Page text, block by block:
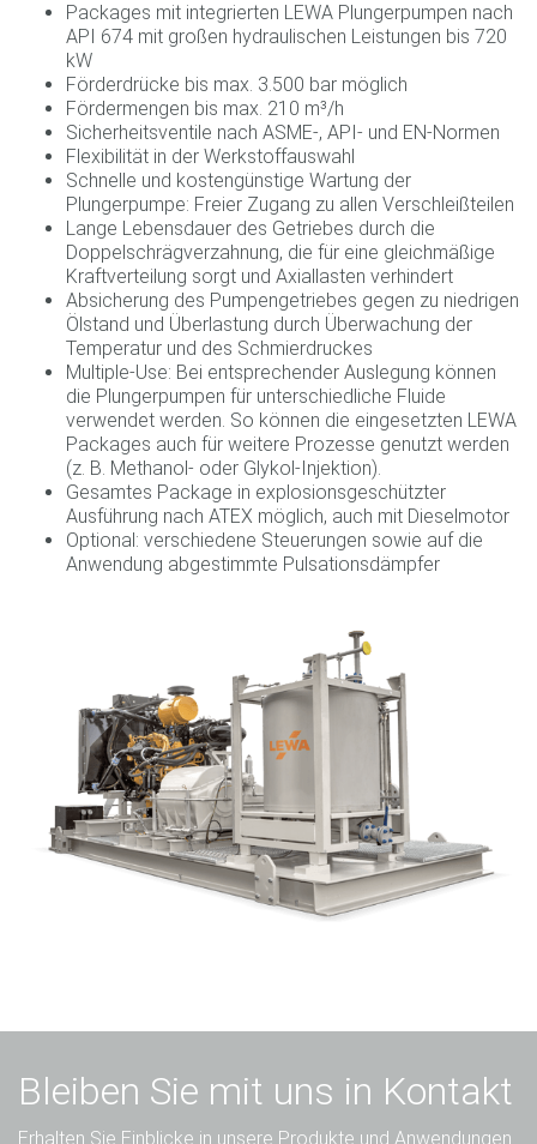
Packages mit integrierten LEWA Plungerpumpen nach
API 674 mit großen hydraulischen Leistungen bis 720
kW
Förderdrücke bis max. 3.500 bar möglich
Fördermengen bis max. 210 m³/h
Sicherheitsventile nach ASME-, API- und EN-Normen
Flexibilität in der Werkstoffauswahl
Schnelle und kostengünstige Wartung der
Plungerpumpe: Freier Zugang zu allen Verschleißteilen
Lange Lebensdauer des Getriebes durch die
Doppelschrägverzahnung, die für eine gleichmäßige
Kraftverteilung sorgt und Axiallasten verhindert
Absicherung des Pumpengetriebes gegen zu niedrigen
Ölstand und Überlastung durch Überwachung der
Temperatur und des Schmierdruckes
Multiple-Use: Bei entsprechender Auslegung können
die Plungerpumpen für unterschiedliche Fluide
verwendet werden. So können die eingesetzten LEWA
Packages auch für weitere Prozesse genutzt werden
(z. B. Methanol- oder Glykol-Injektion).
Gesamtes Package in explosionsgeschützter
Ausführung nach ATEX möglich, auch mit Dieselmotor
Optional: verschiedene Steuerungen sowie auf die
Anwendung abgestimmte Pulsationsdämpfer
Bleiben Sie mit uns in Kontakt
Erhalten Sie Einblicke in unsere Produkte und Anwendungen